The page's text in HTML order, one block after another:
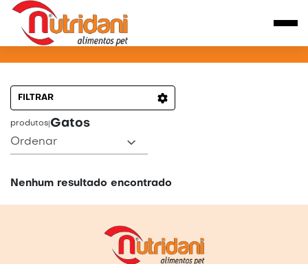
PRODUTOS PARA GATOS
FILTRAR
produtos Gatos
Ordenar
Nenhum resultado encontrado